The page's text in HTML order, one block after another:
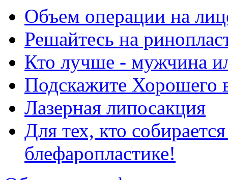
Объем операции на
Решайтесь на
Кто лучше - мужчина
Подскажите Хорошего
Лазерная липосакция
Для тех, кто
блефаропластике!